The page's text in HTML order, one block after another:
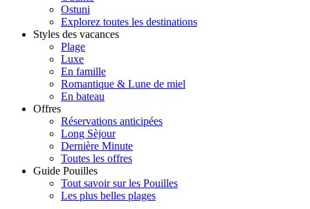
Ostuni
Explorez toutes les destinations
Styles des vacances
Plage
Luxe
En famille
Romantique & Lune de miel
En bateau
Offres
Réservations anticipées
Long Sèjour
Dernière Minute
Toutes les offres
Guide Pouilles
Tout savoir sur les Pouilles
Les plus belles plages